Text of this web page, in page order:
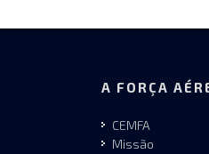
A FORÇA
CEMFA
Missão